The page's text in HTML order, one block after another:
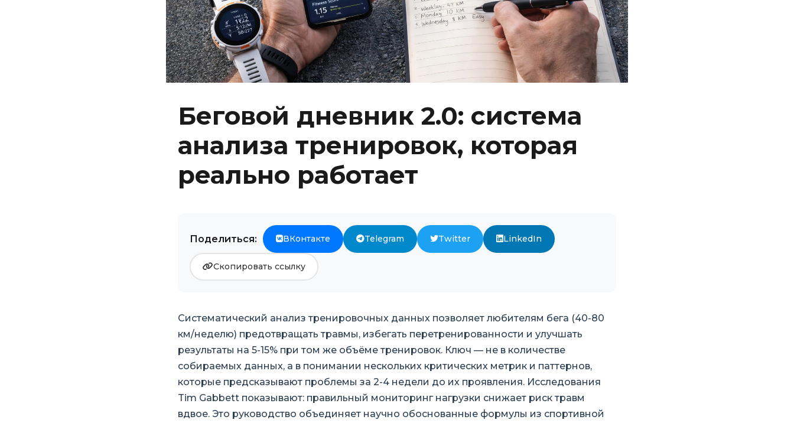
Беговой дневник 2.0: система
анализа тренировок, которая
реально работает
Поделиться: ВКонтакте Telegram Twitter LinkedIn
Скопировать ссылку
Систематический анализ тренировочных данных позволяет любителям бега (40-80
км/неделю) предотвращать травмы, избегать перетренированности и улучшать
результаты на 5-15% при том же объёме тренировок. Ключ — не в количестве
собираемых данных, а в понимании нескольких критических метрик и паттернов,
которые предсказывают проблемы за 2-4 недели до их проявления. Исследования
Tim Gabbett показывают: правильный мониторинг нагрузки снижает риск травм
вдвое. Это руководство объединяет научно обоснованные формулы из спортивной